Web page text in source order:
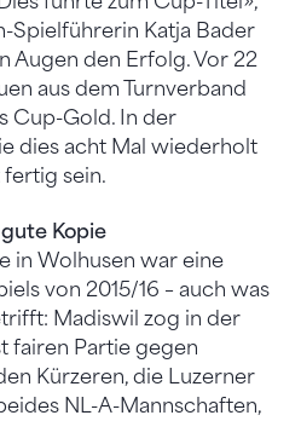
Spielführerin Katja Bader
Augen den Erfolg. Vor 22
aus dem Turnverband
Cup-Gold. In der
dies acht Mal wiederholt
sein.
gute Kopie
in Wolhusen war eine
von 2015/16 – auch was
Madiswil zog in der
fairen Partie gegen
Kürzeren, die Luzerner
NL-A-Mannschaften,